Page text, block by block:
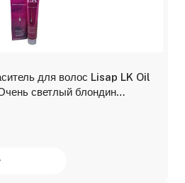
для волос Lisap LK Oil
светлый блондин